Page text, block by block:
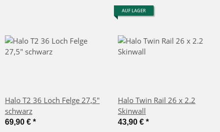
Halo T2 36 Loch Felge 27,5"
schwarz
69,90 € *
AUF LAGER
Halo Twin Rail 26 x 2.2
Skinwall
43,90 € *